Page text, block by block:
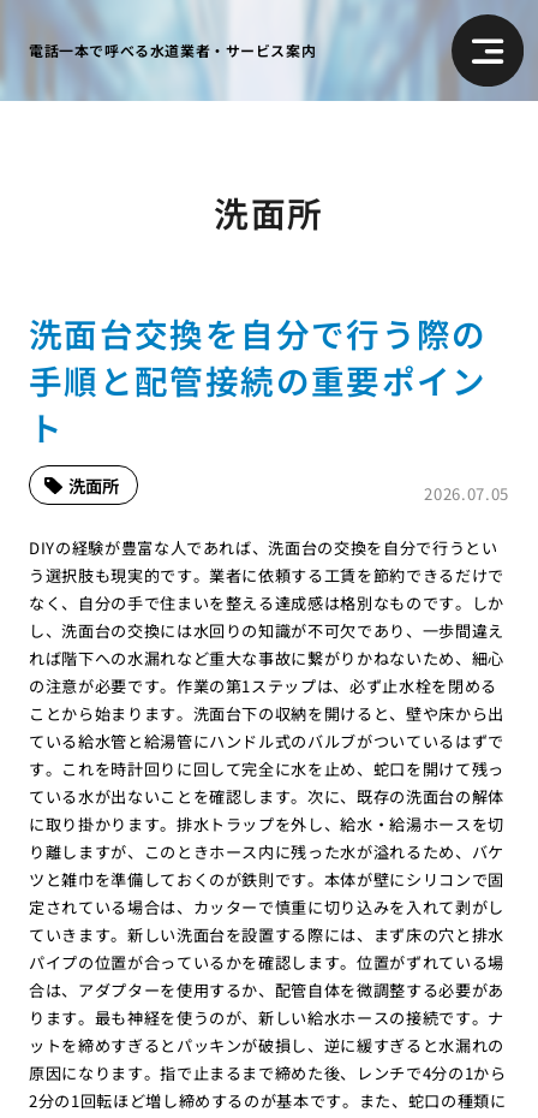
電話一本で呼べる水道業者・サービス案内
洗面所
洗面台交換を自分で行う際の
手順と配管接続の重要ポイン
ト
2026.07.05
洗面所
DIYの経験が豊富な人であれば、洗面台の交換を自分で行うとい
う選択肢も現実的です。業者に依頼する工賃を節約できるだけで
なく、自分の手で住まいを整える達成感は格別なものです。しか
し、洗面台の交換には水回りの知識が不可欠であり、一歩間違え
れば階下への水漏れなど重大な事故に繋がりかねないため、細心
の注意が必要です。作業の第1ステップは、必ず止水栓を閉める
ことから始まります。洗面台下の収納を開けると、壁や床から出
ている給水管と給湯管にハンドル式のバルブがついているはずで
す。これを時計回りに回して完全に水を止め、蛇口を開けて残っ
ている水が出ないことを確認します。次に、既存の洗面台の解体
に取り掛かります。排水トラップを外し、給水・給湯ホースを切
り離しますが、このときホース内に残った水が溢れるため、バケ
ツと雑巾を準備しておくのが鉄則です。本体が壁にシリコンで固
定されている場合は、カッターで慎重に切り込みを入れて剥がし
ていきます。新しい洗面台を設置する際には、まず床の穴と排水
パイプの位置が合っているかを確認します。位置がずれている場
合は、アダプターを使用するか、配管自体を微調整する必要があ
ります。最も神経を使うのが、新しい給水ホースの接続です。ナ
ットを締めすぎるとパッキンが破損し、逆に緩すぎると水漏れの
原因になります。指で止まるまで締めた後、レンチで4分の1から
2分の1回転ほど増し締めするのが基本です。また、蛇口の種類に